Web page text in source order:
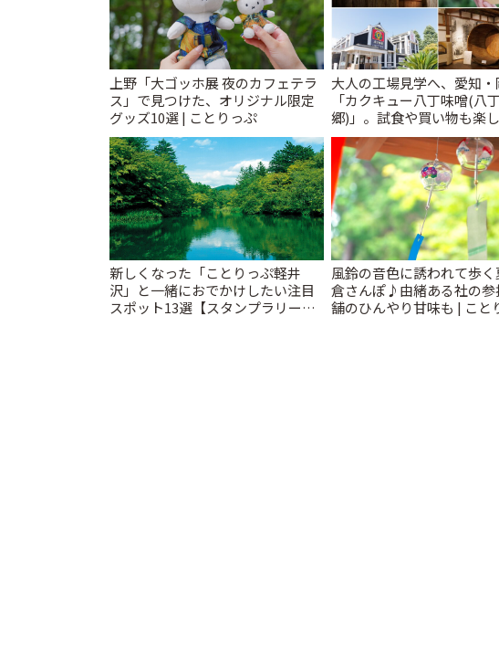
上野「大ゴッホ展 夜のカフェテラ
ス」で見つけた、オリジナル限定
グッズ10選 | ことりっぷ
大人の工場見学へ、愛知・
「カクキュー八丁味噌(八
郷)」。試食や買い物も楽
ことりっぷ
新しくなった「ことりっぷ軽井
沢」と一緒におでかけしたい注目
スポット13選【スタンプラリー開
風鈴の音色に誘われて歩
倉さんぽ♪由緒ある社の参
舗のひんやり甘味も | こと